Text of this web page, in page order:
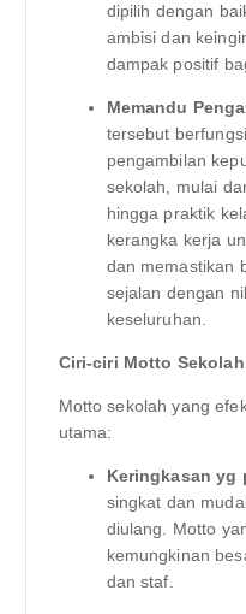
dipilih dengan
ambisi dan
dampak positif
Memandu
tersebut
pengambilan
sekolah, mulai
hingga praktik
kerangka kerja
dan memastikan
sejalan dengan
keseluruhan.
Ciri-ciri Motto
Motto sekolah yang
utama:
Keringkasan yg
singkat dan
diulang. Motto
kemungkinan
dan staf.